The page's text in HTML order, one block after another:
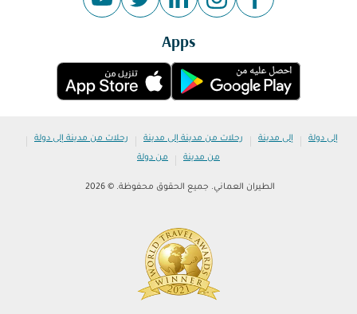
Apps
إلى دولة | إلى مدينة | رحلات من مدينة إلى مدينة | رحلات من مدينة إلى دولة |
من مدينة | من دولة
الطيران العماني. جميع الحقوق محفوظة. © 2026